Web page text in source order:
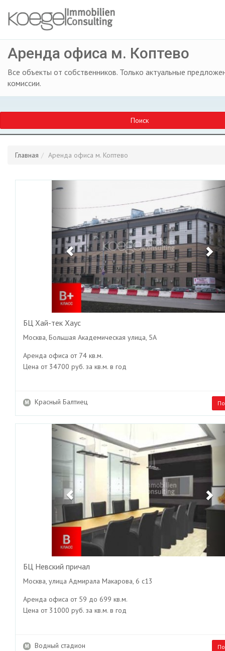
Аренда офиса м. Коптево
Все объекты от собственников. Только актуальные
комиссии.
Поиск
Главная Аренда офиса м. Коптево
БЦ Хай-тек Хаус
Москва, Большая Академическая улица, 5А
Аренда офиса от 74 кв.м.
Цена от 34700 руб. за кв.м. в год
Красный Балтиец
Previous
БЦ Невский причал
Москва, улица Адмирала Макарова, 6 с13
Аренда офиса от 59 до 699 кв.м.
Цена от 31000 руб. за кв.м. в год
Водный стадион